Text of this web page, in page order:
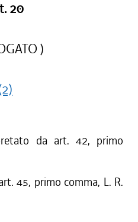
20
)
da art. 42, primo
45, primo comma, L. R.